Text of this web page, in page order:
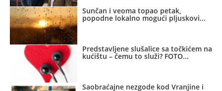
Sunčan i veoma topao petak,
popodne lokalno mogući pljuskovi
Predstavljene slušalice sa točkićem na
kućištu – čemu to služi? FOTO
Saobraćajne nezgode kod Vranjine i